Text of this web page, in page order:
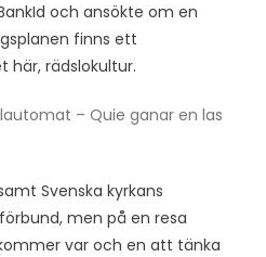
och ansökte om en
finns ett
här, rädslokultur.
– Quie ganar en las
Svenska kyrkans
men på en resa
var och en att tänka